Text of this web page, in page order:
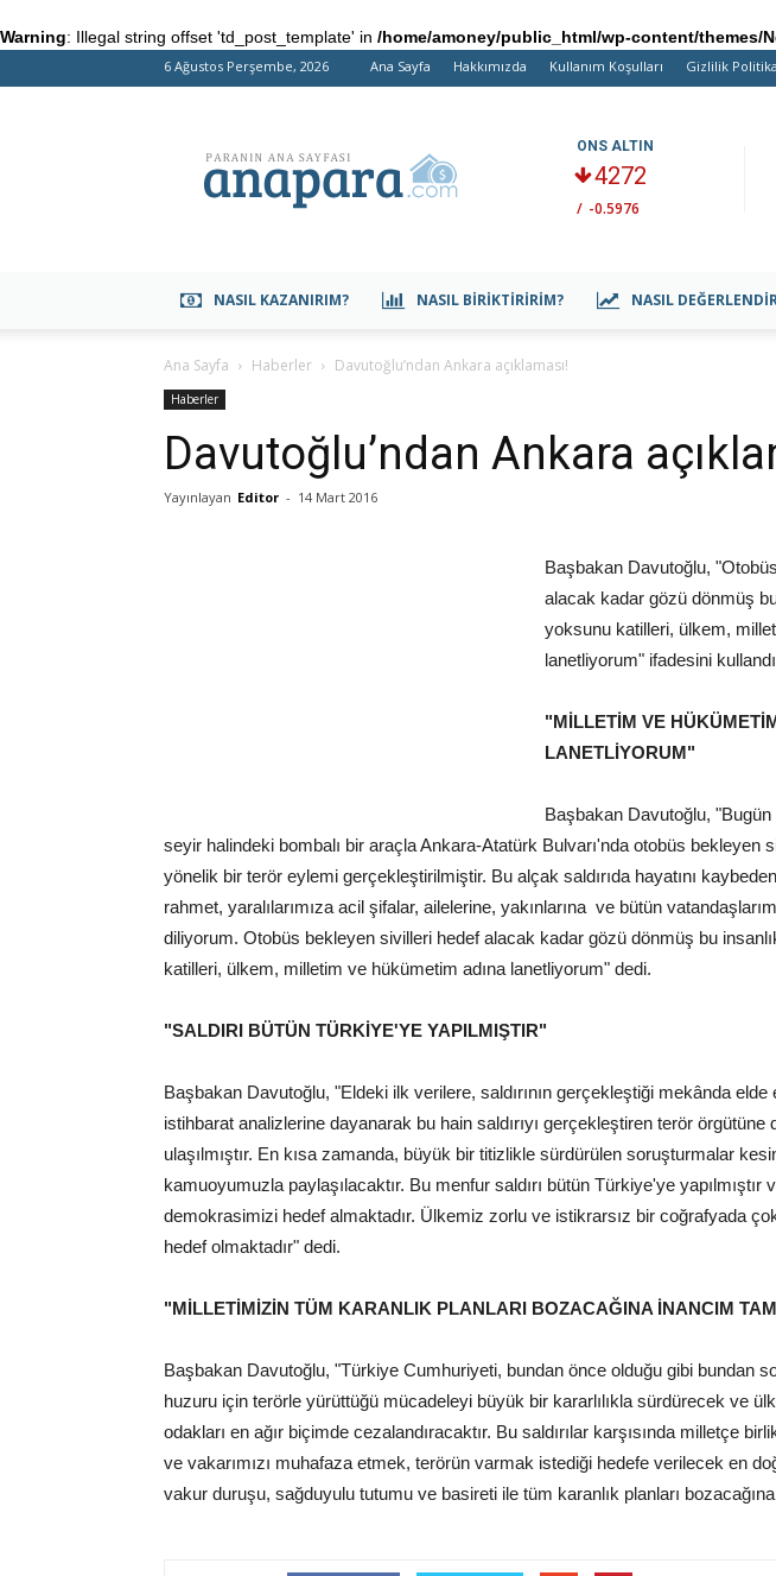
Warning: Illegal string offset 'td_post_template' in /home/amoney/public_html/wp-content/themes/
6 Ağustos Perşembe, 2026 Ana Sayfa Hakkımızda Kullanım Koşulları Gizlilik
ONS ALTIN
4272
/ -0.5976
NASIL KAZANIRIM? NASIL BIRIKTIRIRIM? NASIL
Ana Sayfa Haberler Davutoğlu’ndan Ankara açıklaması!
Haberler
Davutoğlu’ndan Ankara
Yayınlayan Editor - 14 Mart 2016
Başbakan Davutoğlu,
alacak kadar gözü dönmüş
yoksunu katilleri, ülkem,
lanetliyorum" ifadesini
"MİLLETİM VE
LANETLİYORUM"
Başbakan Davutoğlu,
seyir halindeki bombalı bir araçla Ankara-Atatürk Bulvarı'nda otobüs bekleyen
yönelik bir terör eylemi gerçekleştirilmiştir. Bu alçak saldırıda hayatını
rahmet, yaralılarımıza acil şifalar, ailelerine, yakınlarına ve bütün
diliyorum. Otobüs bekleyen sivilleri hedef alacak kadar gözü dönmüş bu
katilleri, ülkem, milletim ve hükümetim adına lanetliyorum" dedi.
"SALDIRI BÜTÜN TÜRKİYE'YE YAPILMIŞTIR"
Başbakan Davutoğlu, "Eldeki ilk verilere, saldırının gerçekleştiği mekânda elde
istihbarat analizlerine dayanarak bu hain saldırıyı gerçekleştiren terör örgütüne
ulaşılmıştır. En kısa zamanda, büyük bir titizlikle sürdürülen soruşturmalar
kamuoyumuzla paylaşılacaktır. Bu menfur saldırı bütün Türkiye'ye
demokrasimizi hedef almaktadır. Ülkemiz zorlu ve istikrarsız bir coğrafyada çok
hedef olmaktadır" dedi.
"MİLLETİMİZİN TÜM KARANLIK PLANLARI BOZACAĞINA İNANCIM
Başbakan Davutoğlu, "Türkiye Cumhuriyeti, bundan önce olduğu gibi bundan
huzuru için terörle yürüttüğü mücadeleyi büyük bir kararlılıkla sürdürecek ve
odakları en ağır biçimde cezalandıracaktır. Bu saldırılar karşısında milletçe
ve vakarımızı muhafaza etmek, terörün varmak istediği hedefe verilecek en
vakur duruşu, sağduyulu tutumu ve basireti ile tüm karanlık planları